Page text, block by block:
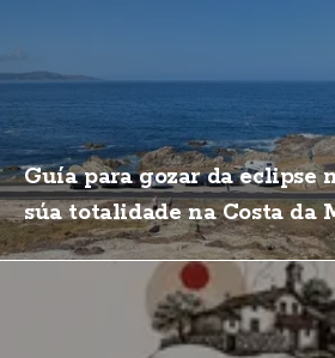
Guía para gozar da eclipse
súa totalidade na Costa da